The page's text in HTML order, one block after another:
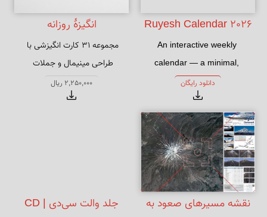
Ruyesh Calendar 2026
An interactive weekly
calendar — a minimal,
inspiring roadmap for the
year 🌱
دانلود رایگان
انگیزهٔ روزانه
مجموعه ۳۱ کارت انگیزشی با
طراحی مینیمال و جملات
الهام‌بخش. چاپ افست روی مقوای
۲۵۰ گرمی گلاسه مات با
2,250,000 ریال
نقشه مسیرهای صعود به
جلد والت سی‌دی | CD